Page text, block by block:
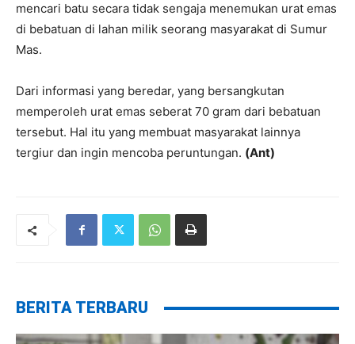
mencari batu secara tidak sengaja menemukan urat emas
di bebatuan di lahan milik seorang masyarakat di Sumur
Mas.
Dari informasi yang beredar, yang bersangkutan
memperoleh urat emas seberat 70 gram dari bebatuan
tersebut. Hal itu yang membuat masyarakat lainnya
tergiur dan ingin mencoba peruntungan. (Ant)
BERITA TERBARU